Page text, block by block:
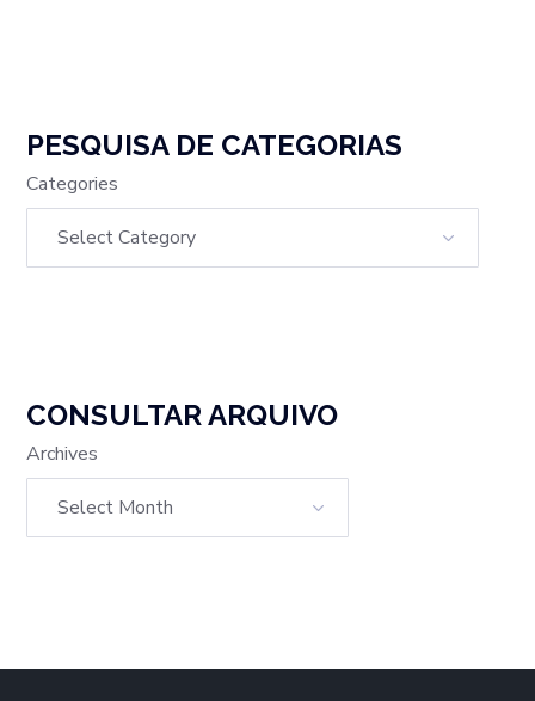
PESQUISA DE CATEGORIAS
Categories
CONSULTAR ARQUIVO
Archives